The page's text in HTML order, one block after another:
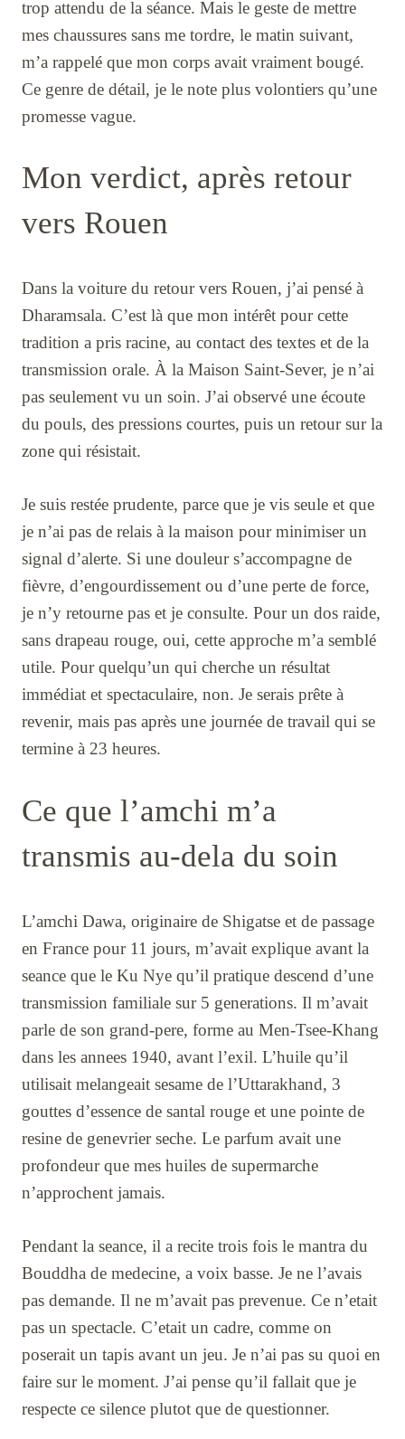
trop attendu de la séance. Mais le geste de mettre
mes chaussures sans me tordre, le matin suivant,
m’a rappelé que mon corps avait vraiment bougé.
Ce genre de détail, je le note plus volontiers qu’une
promesse vague.
Mon verdict, après retour
vers Rouen
Dans la voiture du retour vers Rouen, j’ai pensé à
Dharamsala. C’est là que mon intérêt pour cette
tradition a pris racine, au contact des textes et de la
transmission orale. À la Maison Saint-Sever, je n’ai
pas seulement vu un soin. J’ai observé une écoute
du pouls, des pressions courtes, puis un retour sur la
zone qui résistait.
Je suis restée prudente, parce que je vis seule et que
je n’ai pas de relais à la maison pour minimiser un
signal d’alerte. Si une douleur s’accompagne de
fièvre, d’engourdissement ou d’une perte de force,
je n’y retourne pas et je consulte. Pour un dos raide,
sans drapeau rouge, oui, cette approche m’a semblé
utile. Pour quelqu’un qui cherche un résultat
immédiat et spectaculaire, non. Je serais prête à
revenir, mais pas après une journée de travail qui se
termine à 23 heures.
Ce que l’amchi m’a
transmis au-dela du soin
L’amchi Dawa, originaire de Shigatse et de passage
en France pour 11 jours, m’avait explique avant la
seance que le Ku Nye qu’il pratique descend d’une
transmission familiale sur 5 generations. Il m’avait
parle de son grand-pere, forme au Men-Tsee-Khang
dans les annees 1940, avant l’exil. L’huile qu’il
utilisait melangeait sesame de l’Uttarakhand, 3
gouttes d’essence de santal rouge et une pointe de
resine de genevrier seche. Le parfum avait une
profondeur que mes huiles de supermarche
n’approchent jamais.
Pendant la seance, il a recite trois fois le mantra du
Bouddha de medecine, a voix basse. Je ne l’avais
pas demande. Il ne m’avait pas prevenue. Ce n’etait
pas un spectacle. C’etait un cadre, comme on
poserait un tapis avant un jeu. Je n’ai pas su quoi en
faire sur le moment. J’ai pense qu’il fallait que je
respecte ce silence plutot que de questionner.